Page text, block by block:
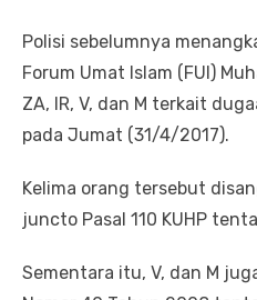
Polisi sebelumnya
Forum Umat Islam (FUI)
ZA, IR, V, dan M terkait
pada Jumat (31/4/2017).
Kelima orang tersebut
juncto Pasal 110 KUHP
Sementara itu, V, dan M